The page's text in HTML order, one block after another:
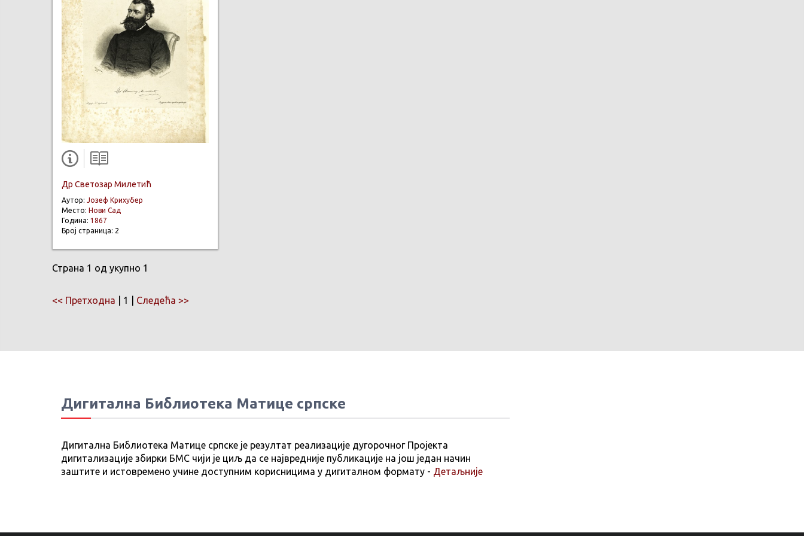
Др Светозар Милетић
Аутор: Јозеф Крихубер
Место: Нови Сад
Година: 1867
Број страница: 2
Страна 1 од укупно 1
<< Претходна | 1 | Следећа >>
Дигитална Библиотека Матице српске
Дигитална Библиотека Матице српске је резултат реализације дугорочног Пројекта
дигитализације збирки БМС чији је циљ да се највредније публикације на још један начин
заштите и истовремено учине доступним корисницима у дигиталном формату - Детаљније